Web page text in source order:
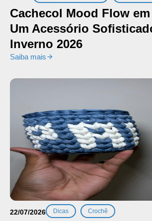
Cachecol Mood Flow
Um Acessório
Inverno 2026
Saiba mais
22/07/2026 Dicas Crochê